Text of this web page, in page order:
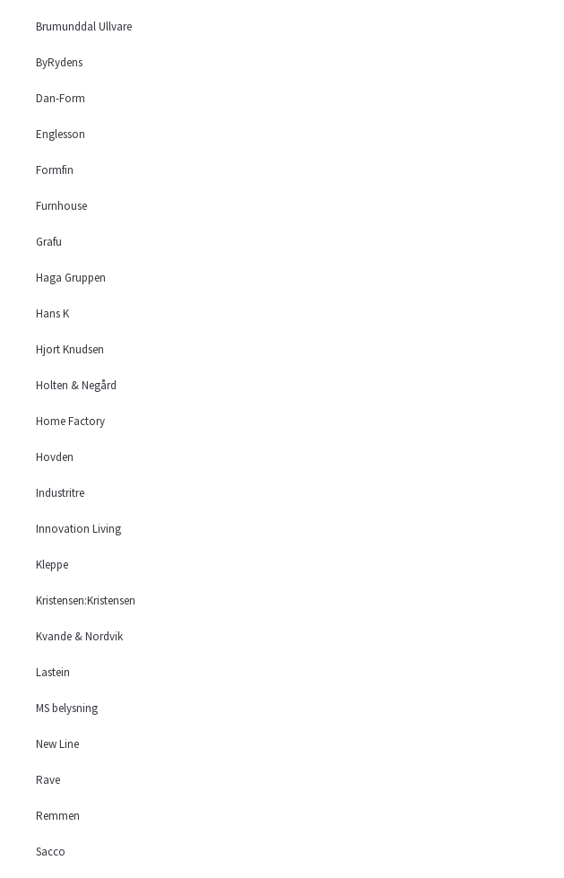
Brumunddal Ullvare
ByRydens
Dan-Form
Englesson
Formfin
Furnhouse
Grafu
Haga Gruppen
Hans K
Hjort Knudsen
Holten & Negård
Home Factory
Hovden
Industritre
Innovation Living
Kleppe
Kristensen:Kristensen
Kvande & Nordvik
Lastein
MS belysning
New Line
Rave
Remmen
Sacco